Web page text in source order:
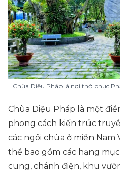
Chùa Diệu Pháp là nơi thờ phục
Chùa Diệu Pháp là một
phong cách kiến trúc
các ngôi chùa ở miền Nam
thể bao gồm các hạng
cung, chánh điện, khu